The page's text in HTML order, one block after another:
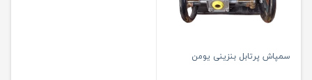
سمپاش پرتابل بنزینی یومن